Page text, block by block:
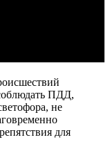
ПДД,
не
для